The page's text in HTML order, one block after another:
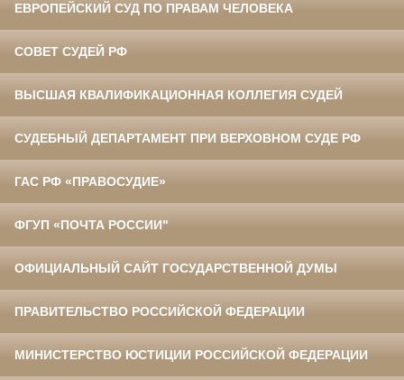
ЕВРОПЕЙСКИЙ СУД ПО ПРАВАМ ЧЕЛОВЕКА
СОВЕТ СУДЕЙ РФ
ВЫСШАЯ КВАЛИФИКАЦИОННАЯ КОЛЛЕГИЯ СУДЕЙ
СУДЕБНЫЙ ДЕПАРТАМЕНТ ПРИ ВЕРХОВНОМ СУДЕ РФ
ГАС РФ «ПРАВОСУДИЕ»
ФГУП «ПОЧТА РОССИИ"
ОФИЦИАЛЬНЫЙ САЙТ ГОСУДАРСТВЕННОЙ ДУМЫ
ПРАВИТЕЛЬСТВО РОССИЙСКОЙ ФЕДЕРАЦИИ
МИНИСТЕРСТВО ЮСТИЦИИ РОССИЙСКОЙ ФЕДЕРАЦИИ